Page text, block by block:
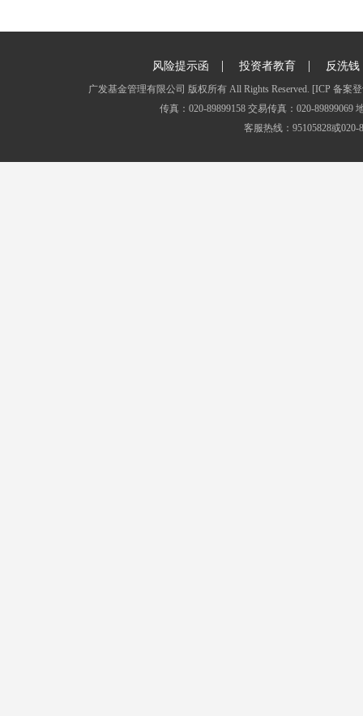
风险提示函 | 投资者教育 | 反洗钱
广发基金管理有限公司 版权所有 All Rights Reserved. [ICP 备案
传真：020-89899158 交易传真：020-
客服热线：95105828或020-